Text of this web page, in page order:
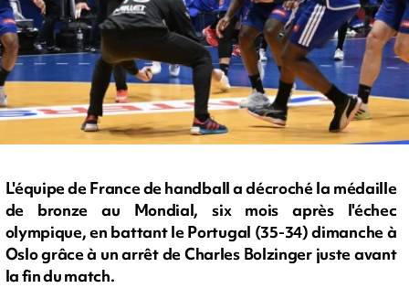
L'équipe de France de handball a décroché la médaille
de bronze au Mondial, six mois après l'échec
olympique, en battant le Portugal (35-34) dimanche à
Oslo grâce à un arrêt de Charles Bolzinger juste avant
la fin du match.